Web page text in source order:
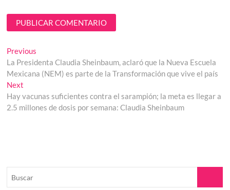
Navegación
de
entradas
Previous
post:
La Presidenta Claudia Sheinbaum, aclaró que la Nueva Escuela
Mexicana (NEM) es parte de la Transformación que vive el país
Next
post:
Hay vacunas suficientes contra el sarampión; la meta es llegar a
2.5 millones de dosis por semana: Claudia Sheinbaum